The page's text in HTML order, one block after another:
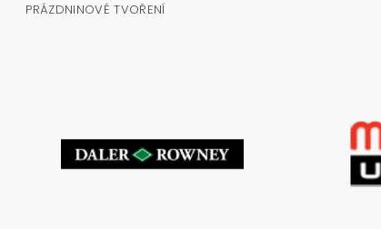
PRÁZDNINOVÉ TVOŘENÍ